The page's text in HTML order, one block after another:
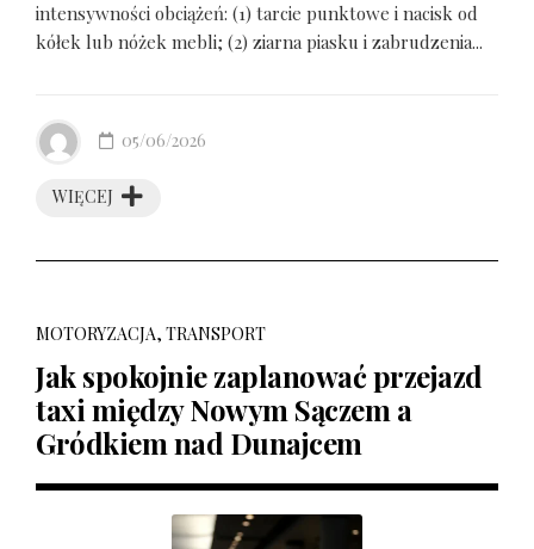
intensywności obciążeń: (1) tarcie punktowe i nacisk od
kółek lub nóżek mebli; (2) ziarna piasku i zabrudzenia...
WIĘCEJ
05/06/2026
MOTORYZACJA, TRANSPORT
Jak spokojnie zaplanować przejazd
taxi między Nowym Sączem a
Gródkiem nad Dunajcem